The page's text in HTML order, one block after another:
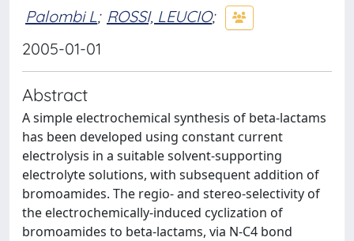
Palombi L; ROSSI, LEUCIO;
2005-01-01
Abstract
A simple electrochemical synthesis of beta-lactams
has been developed using constant current
electrolysis in a suitable solvent-supporting
electrolyte solutions, with subsequent addition of
bromoamides. The regio- and stereo-selectivity of
the electrochemically-induced cyclization of
bromoamides to beta-lactams, via N-C4 bond